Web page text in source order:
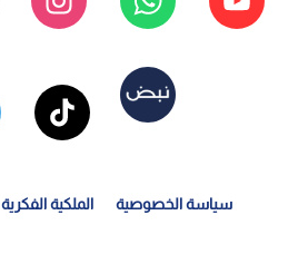
سياسة الخصوصية الملكية الفكرية